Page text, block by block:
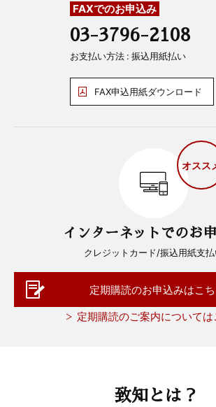
FAXでのお申込み
03-3796-2108
お支払い方法 : 振込用紙払い
FAX申込用紙ダウンロード
オスス
インターネットでのお
クレジットカード/振込用紙支
定期購読のお申込みはこ
定期購読のご案内については
致知とは？